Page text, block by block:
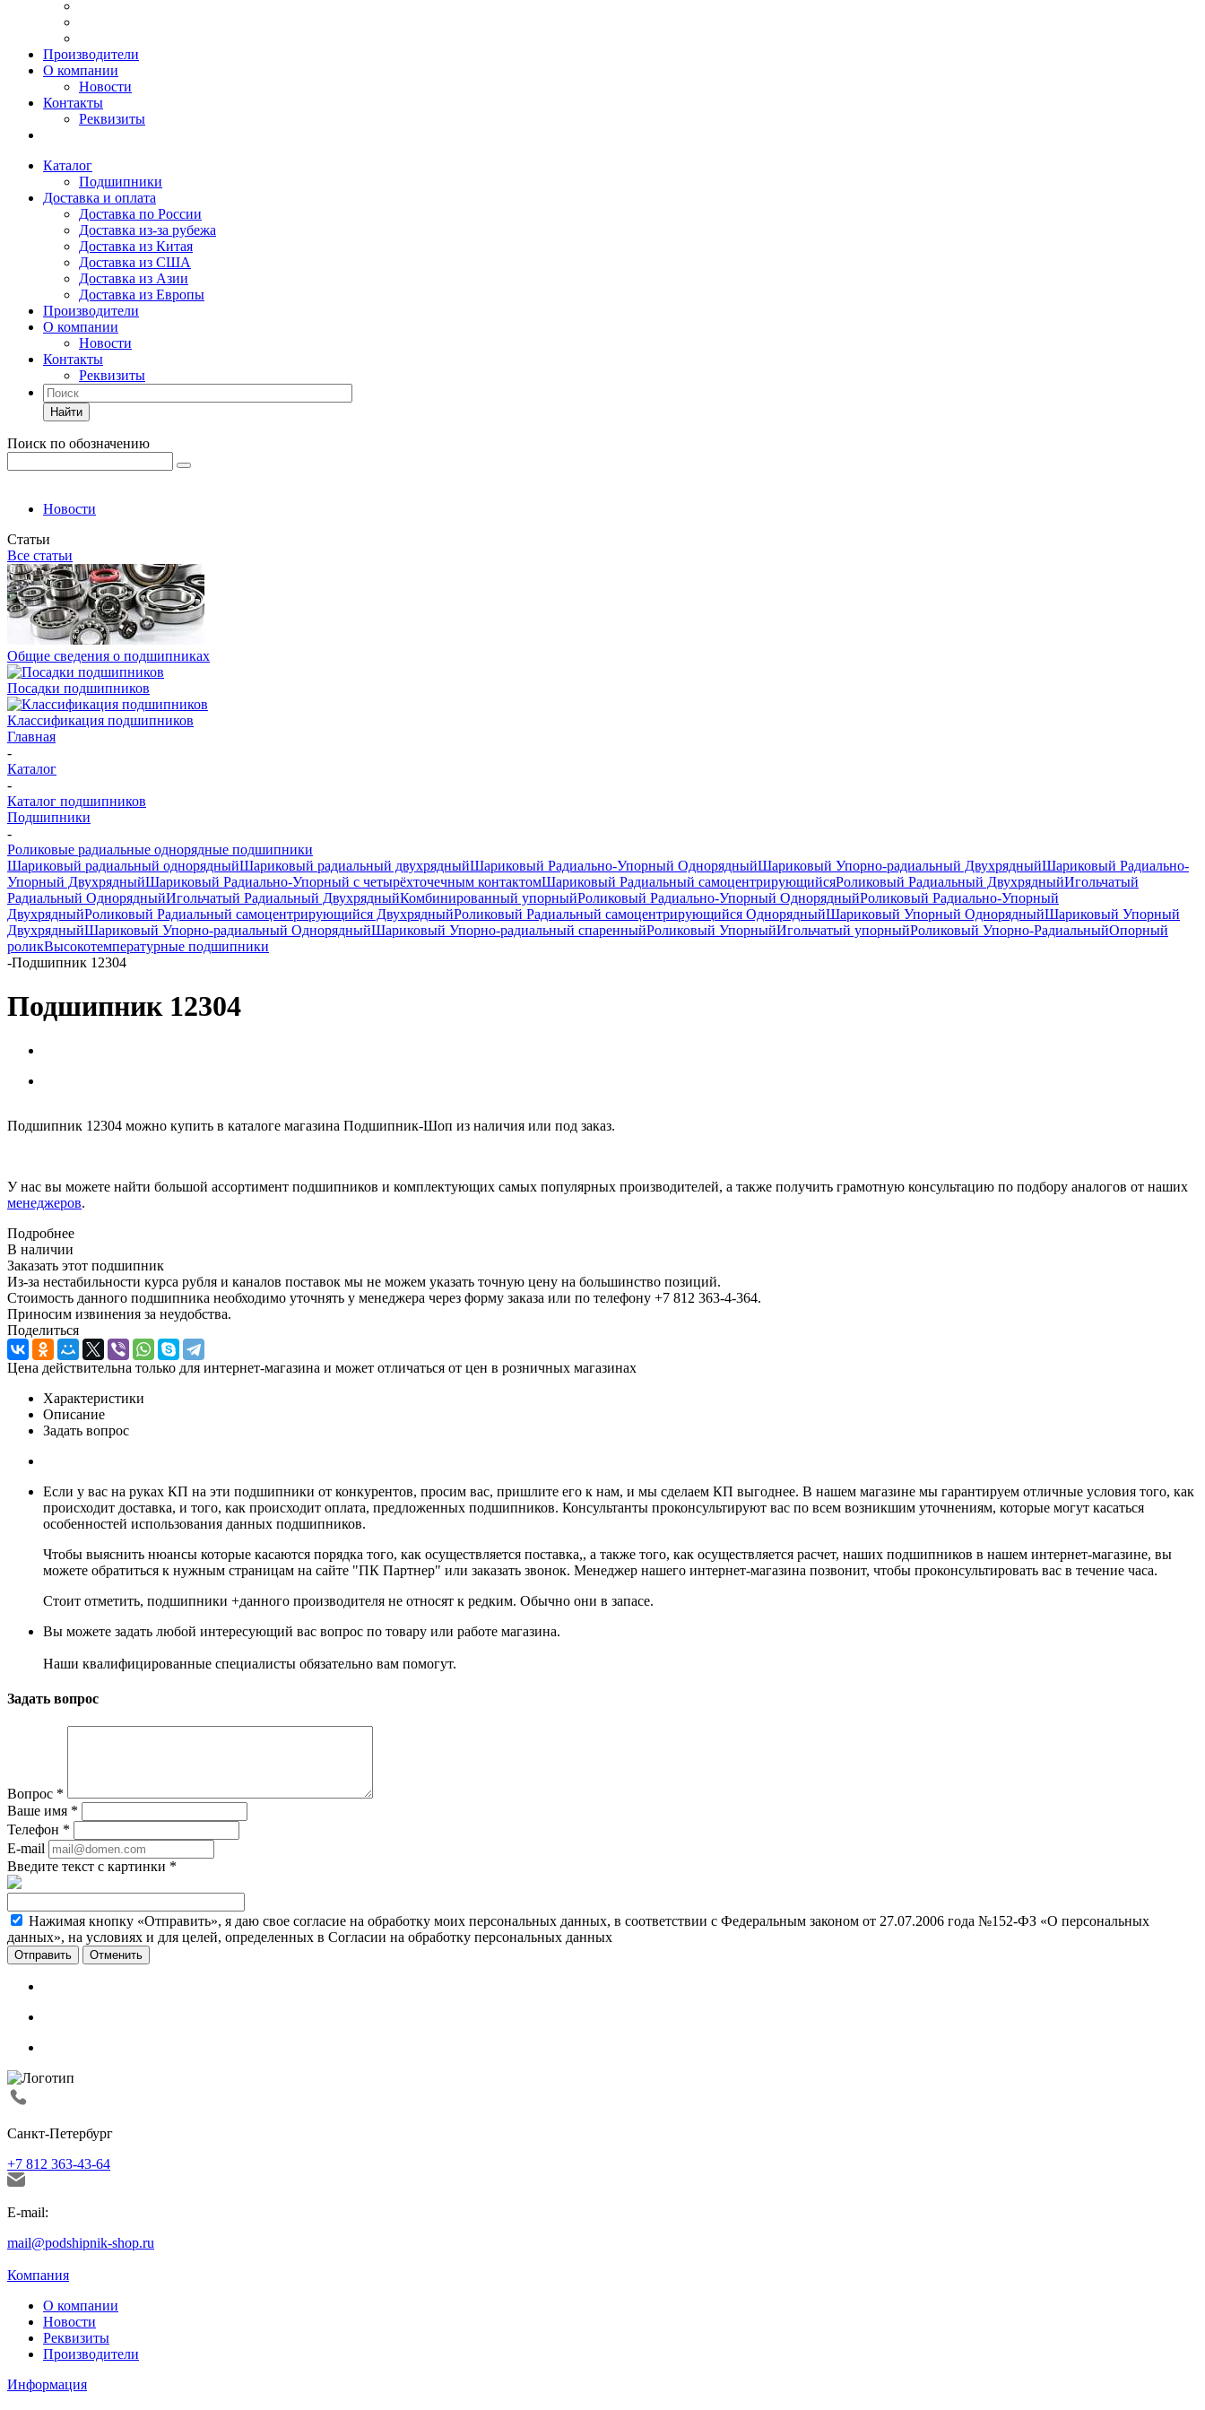
Производители
О компании
Новости
Контакты
Реквизиты
Каталог
Подшипники
Доставка и оплата
Доставка по России
Доставка из-за рубежа
Доставка из Китая
Доставка из США
Доставка из Азии
Доставка из Европы
Производители
О компании
Новости
Контакты
Реквизиты
Найти
Поиск по обозначению
Новости
Статьи
Все статьи
Общие сведения о подшипниках
Посадки подшипников
Классификация подшипников
Главная
-
Каталог
-
Каталог подшипников
Подшипники
-
Роликовые радиальные однорядные подшипники
Шариковый радиальный однорядныйШариковый радиальный двухрядныйШариковый Радиально-Упорный ОднорядныйШариковый Упорно-радиальный ДвухрядныйШариковый Радиально-
Упорный ДвухрядныйШариковый Радиально-Упорный с четырёхточечным контактомШариковый Радиальный самоцентрирующийсяРоликовый Радиальный ДвухрядныйИгольчатый
Радиальный ОднорядныйИгольчатый Радиальный ДвухрядныйКомбинированный упорныйРоликовый Радиально-Упорный ОднорядныйРоликовый Радиально-Упорный
ДвухрядныйРоликовый Радиальный самоцентрирующийся ДвухрядныйРоликовый Радиальный самоцентрирующийся ОднорядныйШариковый Упорный ОднорядныйШариковый Упорный
ДвухрядныйШариковый Упорно-радиальный ОднорядныйШариковый Упорно-радиальный спаренныйРоликовый УпорныйИгольчатый упорныйРоликовый Упорно-РадиальныйОпорный
роликВысокотемпературные подшипники
-Подшипник 12304
Подшипник 12304
Подшипник 12304 можно купить в каталоге магазина Подшипник-Шоп из наличия или под заказ.
У нас вы можете найти большой ассортимент подшипников и комплектующих самых популярных производителей, а также получить грамотную консультацию по подбору аналогов от наших
менеджеров.
Подробнее
В наличии
Заказать этот подшипник
Из-за нестабильности курса рубля и каналов поставок мы не можем указать точную цену на большинство позиций.
Стоимость данного подшипника необходимо уточнять у менеджера через форму заказа или по телефону +7 812 363-4-364.
Приносим извинения за неудобства.
Поделиться
Цена действительна только для интернет-магазина и может отличаться от цен в розничных магазинах
Характеристики
Описание
Задать вопрос
Если у вас на руках КП на эти подшипники от конкурентов, просим вас, пришлите его к нам, и мы сделаем КП выгоднее. В нашем магазине мы гарантируем отличные условия того, как
происходит доставка, и того, как происходит оплата, предложенных подшипников. Консультанты проконсультируют вас по всем возникшим уточнениям, которые могут касаться
особенностей использования данных подшипников.
Чтобы выяснить нюансы которые касаются порядка того, как осуществляется поставка,, а также того, как осуществляется расчет, наших подшипников в нашем интернет-магазине, вы
можете обратиться к нужным страницам на сайте "ПК Партнер" или заказать звонок. Менеджер нашего интернет-магазина позвонит, чтобы проконсультировать вас в течение часа.
Стоит отметить, подшипники +данного производителя не относят к редким. Обычно они в запасе.
Вы можете задать любой интересующий вас вопрос по товару или работе магазина.
Наши квалифицированные специалисты обязательно вам помогут.
Задать вопрос
Вопрос *
Ваше имя *
Телефон *
E-mail
Введите текст с картинки *
Нажимая кнопку «Отправить», я даю свое согласие на обработку моих персональных данных, в соответствии с Федеральным законом от 27.07.2006 года №152-ФЗ «О персональных
данных», на условиях и для целей, определенных в Согласии на обработку персональных данных
Отменить
Санкт-Петербург
+7 812 363-43-64
E-mail:
mail@podshipnik-shop.ru
Компания
О компании
Новости
Реквизиты
Производители
Информация